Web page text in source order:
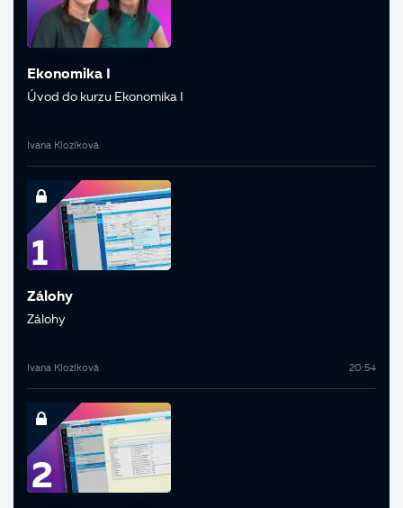
Ekonomika I
Úvod do kurzu Ekonomika I
Ivana Klozíková
Zálohy
Zálohy
Ivana Klozíková 20:54